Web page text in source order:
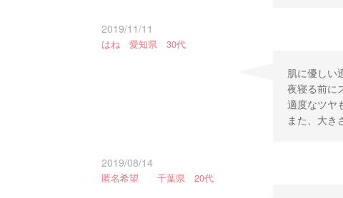
2019/11/11
はね 愛知県 30代
肌に優しい
夜寝る前に
適度なツヤ
また、大き
2019/08/14
匿名希望 千葉県 20代